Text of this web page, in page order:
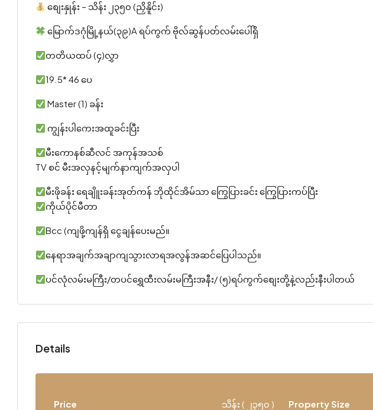
စျေးနှုန်း – သိန်း ၂၃၅၀ (ညှိနိူင်း)
မြောက်ဒဂုံမြို့နယ်(၃၉)A ရပ်ကွက် ဗိုလ်ဆွန်ပတ်လမ်းပေါ်ရှိ
တတိယထပ် (၄)လွှာ
19.5* 46 ပေ
Master (1) ခန်း
ကျွန်းပါကေးအထူခင်းပြီး
မီးကောနစ်ဆီလင် အကုန်အသစ်
TV စင် မီးအလှနင့်မျက်နာကျက်အလှပါ
မီးဖိုခန်း ရေချိူးခန်းအုတ်ကန် ဘိုထိုင်အိမ်သာ ကြွေပြားခင်း ကြွေပြားကပ်ပြီး
ကိုယ်ပိုင်မီတာ
Bcc (ကျဖို့ကျန်ရှိ ငွေချန်ပေးမည်။
နေရာအချက်အချာကျသွားလာရအလွန်အဆင်ပြေပါသည်။
ပင်လုံလမ်းမကြီး/တပင်ရွှေထီးလမ်းမကြီးအနီး/ (၅)ရပ်ကွက်စျေးတို့နဲ့လည်းနီးပါတယ်
Details
Price သိန်း ( ၂၃၅၀ ) Property Size